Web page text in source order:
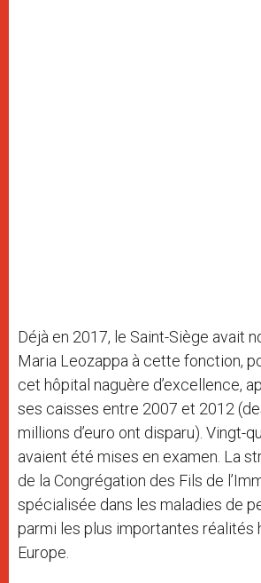
Déjà en 2017, le Saint-Siège avait
Maria Leozappa à cette fonction,
cet hôpital naguère d’excellence,
ses caisses entre 2007 et 2012
millions d’euro ont disparu). Vingt-
avaient été mises en examen. La
de la Congrégation des Fils de
spécialisée dans les maladies de
parmi les plus importantes réalités
Europe.